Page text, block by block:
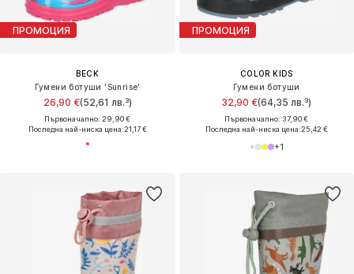
ПРОМОЦИЯ
BECK
Гумени ботуши 'Sunrise'
26,90 €(52,61 лв.³)
Първоначално: 29,90 €
Последна най-ниска цена:21,17 €
ПРОМОЦИЯ
COLOR KIDS
Гумени ботуши
32,90 €(64,35 лв.³)
Първоначално: 37,90 €
Последна най-ниска цена:25,42 €
+1